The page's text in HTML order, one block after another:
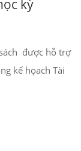
kỳ
được hỗ trợ
kế họach Tài